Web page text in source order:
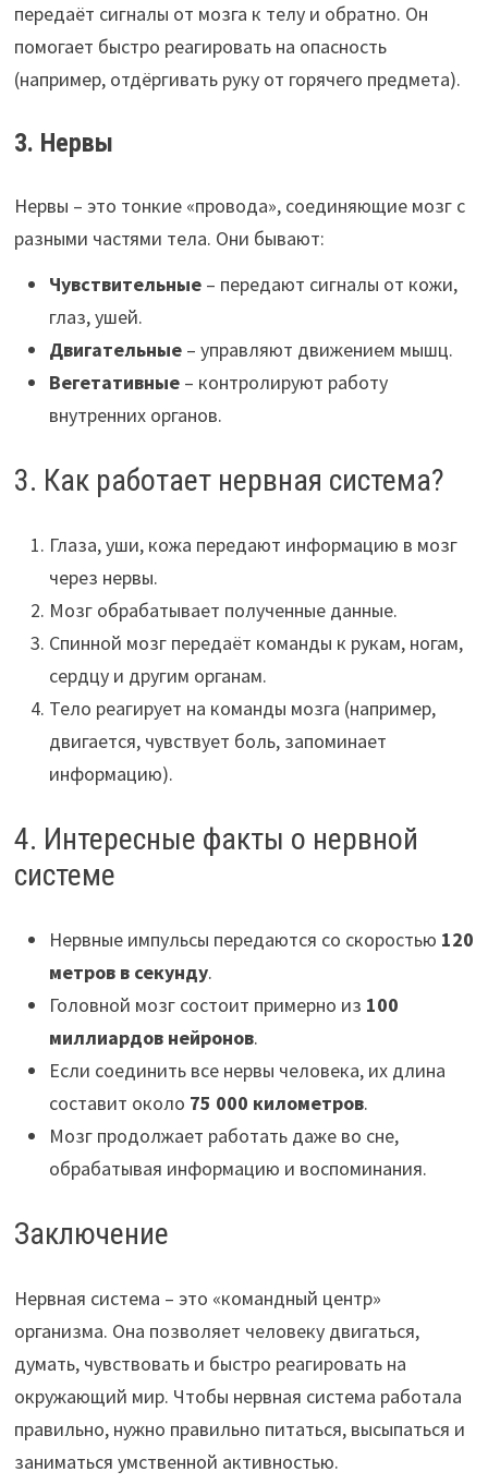
передаёт сигналы от мозга к телу и обратно. Он
помогает быстро реагировать на опасность
(например, отдёргивать руку от горячего предмета).
3. Нервы
Нервы – это тонкие «провода», соединяющие мозг с
разными частями тела. Они бывают:
Чувствительные– передают сигналы от кожи,
глаз, ушей.
Двигательные– управляют движением мышц.
Вегетативные– контролируют работу
внутренних органов.
3. Как работает нервная система?
Глаза, уши, кожа передают информацию в мозг
через нервы.
Мозг обрабатывает полученные данные.
Спинной мозг передаёт команды к рукам, ногам,
сердцу и другим органам.
Тело реагирует на команды мозга (например,
двигается, чувствует боль, запоминает
информацию).
4. Интересные факты о нервной
системе
Нервные импульсы передаются со скоростью 120
метров в секунду.
Головной мозг состоит примерно из 100
миллиардов нейронов.
Если соединить все нервы человека, их длина
составит около 75 000 километров.
Мозг продолжает работать даже во сне,
обрабатывая информацию и воспоминания.
Заключение
Нервная система – это «командный центр»
организма. Она позволяет человеку двигаться,
думать, чувствовать и быстро реагировать на
окружающий мир. Чтобы нервная система работала
правильно, нужно правильно питаться, высыпаться и
заниматься умственной активностью.